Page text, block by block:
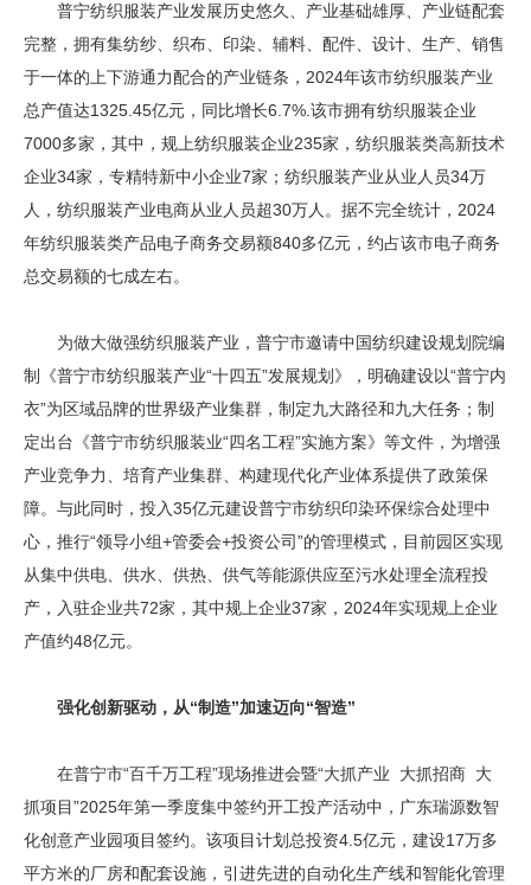
普宁纺织服装产业发展历史悠久、产业基础雄厚、产业链配套
完整，拥有集纺纱、织布、印染、辅料、配件、设计、生产、销售
于一体的上下游通力配合的产业链条，2024年该市纺织服装产业
总产值达1325.45亿元，同比增长6.7%.该市拥有纺织服装企业
7000多家，其中，规上纺织服装企业235家，纺织服装类高新技术
企业34家，专精特新中小企业7家；纺织服装产业从业人员34万
人，纺织服装产业电商从业人员超30万人。据不完全统计，2024
年纺织服装类产品电子商务交易额840多亿元，约占该市电子商务
总交易额的七成左右。
为做大做强纺织服装产业，普宁市邀请中国纺织建设规划院编
制《普宁市纺织服装产业“十四五”发展规划》，明确建设以“普宁内
衣”为区域品牌的世界级产业集群，制定九大路径和九大任务；制
定出台《普宁市纺织服装业“四名工程”实施方案》等文件，为增强
产业竞争力、培育产业集群、构建现代化产业体系提供了政策保
障。与此同时，投入35亿元建设普宁市纺织印染环保综合处理中
心，推行“领导小组+管委会+投资公司”的管理模式，目前园区实现
从集中供电、供水、供热、供气等能源供应至污水处理全流程投
产，入驻企业共72家，其中规上企业37家，2024年实现规上企业
产值约48亿元。
强化创新驱动，从“制造”加速迈向“智造”
在普宁市“百千万工程”现场推进会暨“大抓产业 大抓招商 大
抓项目”2025年第一季度集中签约开工投产活动中，广东瑞源数智
化创意产业园项目签约。该项目计划总投资4.5亿元，建设17万多
平方米的厂房和配套设施，引进先进的自动化生产线和智能化管理